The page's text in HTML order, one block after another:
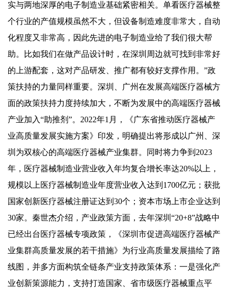
实与两地深厚的电子制造业基础紧密相关。单看医疗器械整
个行业的产值规模虽然不大，但设备制造难度非常大，自动
化程度又非常高，因此先进的电子制造业给了我们很大帮
助。比如我们在做产品设计时，在深圳周边就可找到非常好
的上游配套，这对产品研发、推广都有较好支撑作用。”政
策扶持的力量同样重要。深圳、广州在发展高端医疗器械方
面的政策扶持力度持续加大，不断为发展中的高端医疗器械
产业加入“助推剂”。2022年1月，《广东省推动医疗器械产
业高质量发展实施方案》印发，明确提出将形成以广州、深
圳为双核心的高端医疗器械产业集群。同时将力争到2023
年，医疗器械制造业营业收入年均复合增长率达20%以上，
规模以上医疗器械制造业年度营业收入达到1700亿元；获批
国家创新医疗器械注册证达到30个；资本市场上市企业达到
30家。秦世杰介绍，产业政策方面，去年深圳“20+8”战略中
已经出台医疗器械专项政策，《深圳市促进高端医疗器械产
业集群高质量发展的若干措施》为行业高质量发展描绘了路
线图，并多方面构筑全链条产业支持政策体系：一是强化产
业创新策源能力，支持打造国家、省市级医疗器械重点平